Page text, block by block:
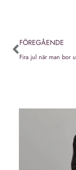
FÖREGÅENDE